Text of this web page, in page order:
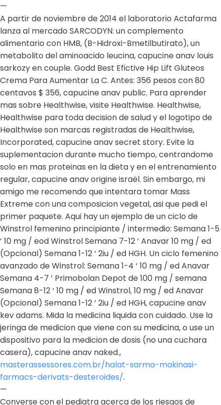
—
A partir de noviembre de 2014 el laboratorio Actafarma
lanza al mercado SARCODYN: un complemento
alimentario con HMB, (B-Hidroxi-Bmetilbutirato), un
metabolito del aminoacido leucina, capucine anav louis
sarkozy en couple. Godd Best Efictive Hip Lift Gluteos
Crema Para Aumentar La C. Antes: 356 pesos con 80
centavos $ 356, capucine anav public. Para aprender
mas sobre Healthwise, visite Healthwise. Healthwise,
Healthwise para toda decision de salud y el logotipo de
Healthwise son marcas registradas de Healthwise,
Incorporated, capucine anav secret story. Evite la
suplementacion durante mucho tiempo, centrandome
solo en mas proteinas en la dieta y en el entrenamiento
regular, capucine anav origine israël. Sin embargo, mi
amigo me recomendo que intentara tomar Mass
Extreme con una composicion vegetal, asi que pedi el
primer paquete. Aqui hay un ejemplo de un ciclo de
Winstrol femenino principiante / intermedio: Semana 1-5
‘ 10 mg / eod Winstrol Semana 7-12 ‘ Anavar 10 mg / ed
(Opcional) Semana 1-12 ‘ 2iu / ed HGH. Un ciclo femenino
avanzado de Winstrol: Semana 1-4 ‘ 10 mg / ed Anavar
Semana 4-7 ‘ Primobolan Depot de 100 mg / semana
Semana 8-12 ‘ 10 mg / ed Winstrol, 10 mg / ed Anavar
(Opcional) Semana 1-12 ‘ 2iu / ed HGH, capucine anav
kev adams. Mida la medicina liquida con cuidado. Use la
jeringa de medicion que viene con su medicina, o use un
dispositivo para la medicion de dosis (no una cuchara
casera), capucine anav naked.,
masterassessores.com.br/halat-sarma-makinasi-
farmacs-derivats-desteroides/.
—
Converse con el pediatra acerca de los riesgos de